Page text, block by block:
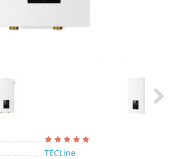
TECLine